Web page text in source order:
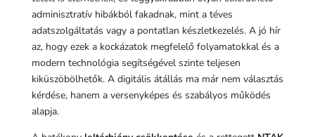
adminisztratív hibákból fakadnak, mint a téves
adatszolgáltatás vagy a pontatlan készletkezelés. A jó hír
az, hogy ezek a kockázatok megfelelő folyamatokkal és a
modern technológia segítségével szinte teljesen
kiküszöbölhetők. A digitális átállás ma már nem választás
kérdése, hanem a versenyképes és szabályos működés
alapja.